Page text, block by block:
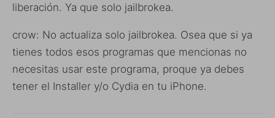
liberación. Ya que solo jailbrokea.
crow: No actualiza solo jailbrokea. Osea que si ya
tienes todos esos programas que mencionas no
necesitas usar este programa, proque ya debes
tener el Installer y/o Cydia en tu iPhone.